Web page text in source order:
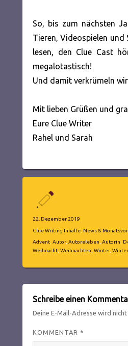
So, bis zum nächsten
Tieren, Videospielen und
lesen, den Clue Cast
megalotastisch!
Und damit verkrümeln
Mit lieben Grüßen und
Eure Clue Writer
Rahel und Sarah
Veröffentlicht
am
22. Dezember 2019
Kategorien
Clue Writing Inhalte News &
Schlagwörter
Advent Autor, Autoreleben Autorin
Weihnacht Weihnachten Winter,
Schreibe einen
Deine E-Mail-Adresse wird
KOMMENTAR *